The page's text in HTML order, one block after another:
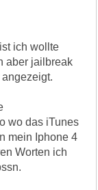
ich wollte
aber jailbreak
wo das iTunes
mein Iphone 4
Worten ich